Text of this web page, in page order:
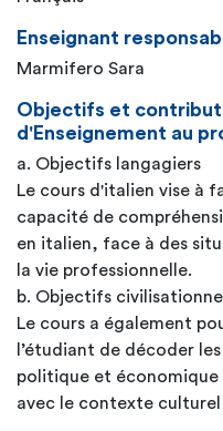
Enseignant
Marmifero Sara
Objectifs et
d'Enseignement au
a. Objectifs langagiers
Le cours d'italien vise à
capacité de
en italien, face à des
la vie professionnelle.
b. Objectifs
Le cours a également
l’étudiant de décoder
politique et économique
avec le contexte